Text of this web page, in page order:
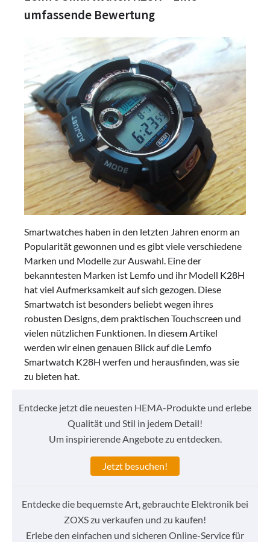
umfassende Bewertung
Smartwatches haben in den letzten Jahren enorm an
Popularität gewonnen und es gibt viele verschiedene
Marken und Modelle zur Auswahl. Eine der
bekanntesten Marken ist Lemfo und ihr Modell K28H
hat viel Aufmerksamkeit auf sich gezogen. Diese
Smartwatch ist besonders beliebt wegen ihres
robusten Designs, dem praktischen Touchscreen und
vielen nützlichen Funktionen. In diesem Artikel
werden wir einen genauen Blick auf die Lemfo
Smartwatch K28H werfen und herausfinden, was sie
zu bieten hat.
Entdecke jetzt die neuesten HEMA-Produkte und erlebe
Qualität und Stil in jedem Detail!
Um inspirierende Angebote zu entdecken.
Jetzt besuchen!
Entdecke die bequemste Art, gebrauchte Elektronik bei
ZOXS zu verkaufen und zu kaufen!
Erlebe den einfachen und sicheren Online-Service für